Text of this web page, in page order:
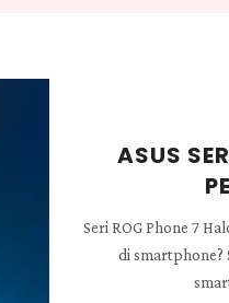
ASUS
Seri ROG Phone 7
di smartphone?